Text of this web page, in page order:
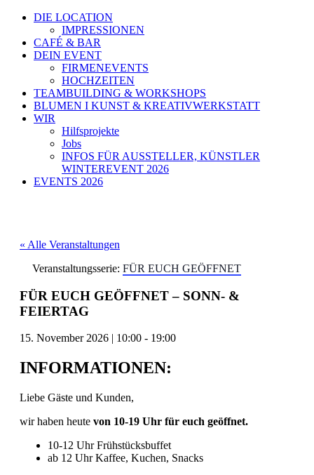
DIE LOCATION
IMPRESSIONEN
CAFÉ & BAR
DEIN EVENT
FIRMENEVENTS
HOCHZEITEN
TEAMBUILDING & WORKSHOPS
BLUMEN I KUNST & KREATIVWERKSTATT
WIR
Hilfsprojekte
Jobs
INFOS FÜR AUSSTELLER, KÜNSTLER
WINTEREVENT 2026
EVENTS 2026
« Alle Veranstaltungen
Veranstaltungsserie: FÜR EUCH GEÖFFNET
FÜR EUCH GEÖFFNET – SONN- &
FEIERTAG
15. November 2026 | 10:00 - 19:00
INFORMATIONEN:
Liebe Gäste und Kunden,
wir haben heute von 10-19 Uhr für euch geöffnet.
10-12 Uhr Frühstücksbuffet
ab 12 Uhr Kaffee, Kuchen, Snacks